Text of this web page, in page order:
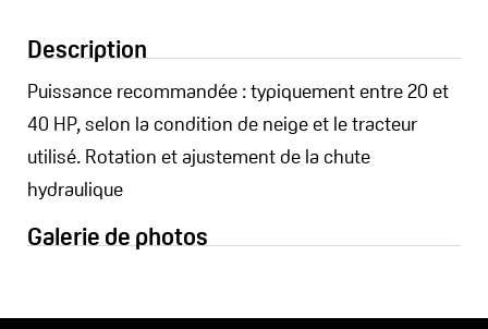
Description
Puissance recommandée : typiquement entre 20 et
40 HP, selon la condition de neige et le tracteur
utilisé. Rotation et ajustement de la chute
hydraulique
Galerie de photos